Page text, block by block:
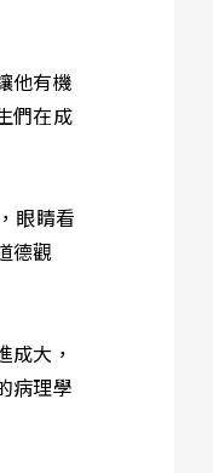
他有機
們在成
眼睛看
德觀
大，
病理學